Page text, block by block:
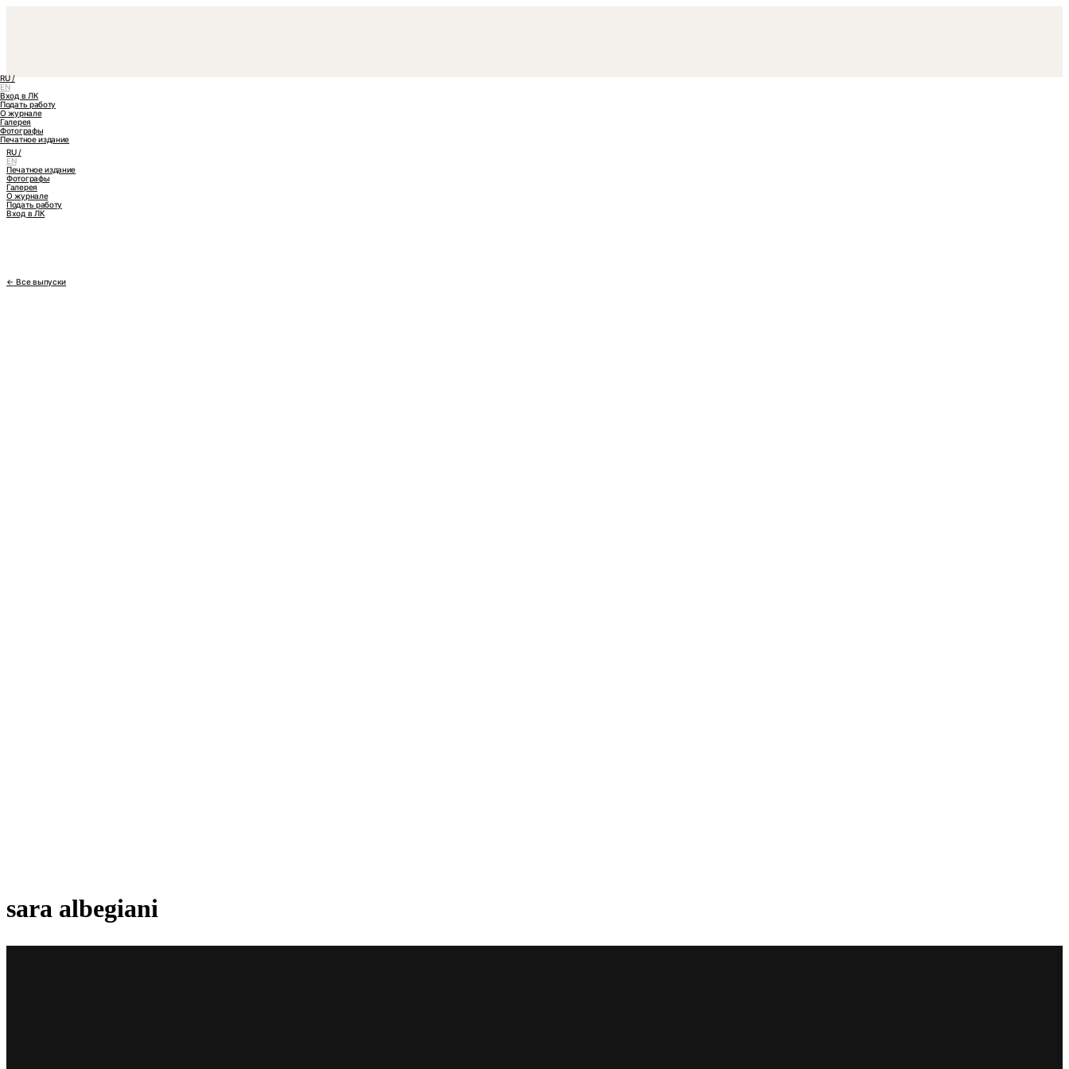
RU /
EN
Печатное издание
Фотографы
Галерея
О журнале
Подать работу
Вход в ЛК
← Все выпуски
RU /
EN
Вход в ЛК
Подать работу
О журнале
Галерея
Фотографы
Печатное издание
sara albegiani